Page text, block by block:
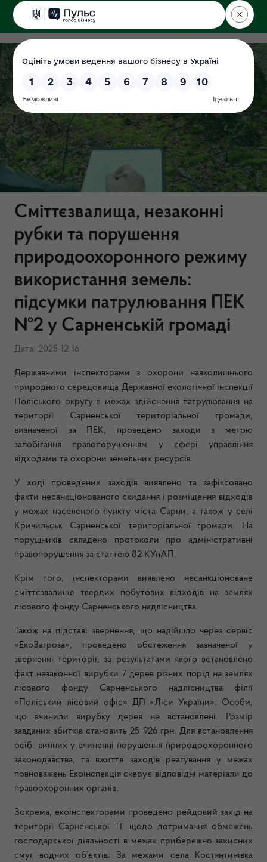
ДЕРЖЕКОІНСПЕКЦІЯ
Поліського округу
Сміттєзвалища, незаконні
рубки та порушення
природоохоронного режиму
використання земель:
підсумки патрулювання ПЕК
№2 у Сарненській громаді
Дата: 2025-12-16
Державними інспекторами з охорони навколишнього
природного середовища Державної екологічної інспекції
Поліського округу в межах здійснення патрулювання на
території Сарненської територіальної громади,
визначеної за ПЕК, проведено заходи з метою
запобігання правопорушенням у сфері управління
відходами та охорони земельних ресурсів.
У ході проведених заходів виявлено та зафіксовано
факти несанкціонованого скидання і розміщення відходів
у межах населеного пункту міста Сарни, а також у селі
Кричильськ Сарненської територіальної громади. На
порушників складено протоколи про адміністративні
правопорушення за статтею 82 КУпАП.
Крім того, інспекторами виявлено несанкціоноване
сміттєзвалище твердих побутових відходів на землях
лісового фонду Сарненського надлісництва.
Також на підставі звернення, що надійшло через сервіс
«ЕкоЗагроза», проведено обстеження зазначеної у
зверненні території, за результатами якого встановлено
факт незаконної вирубки 7 дерев різних порід на землях
лісового фонду Сарненського надлісництва філії
«Поліський лісовий офіс» ДП «Ліси України». Особи,
що вчинили вирубку дерев не встановлені. Розмір
завданих збитків становить 25 926 грн. Для встановлення
осіб, винних у вчиненні порушення природоохоронного
законодавства, та вжиття заходів реагування у межах
повноважень Екоінспекція скерує відповідні матеріали до
правоохоронних органів.
Зокрема, екоінспекторами проведено рейдовий захід на
території Сарненської ТГ щодо дотримання обмежень
господарської діяльності в межах прибережно-захисних
смуг водних об’єктів. За межами села Костянтинівка